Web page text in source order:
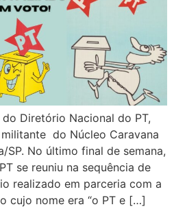
Diretório Nacional do PT,
militante do Núcleo Caravana
SP. No último final de semana,
se reuniu na sequência de
realizado em parceria com a
cujo nome era “o PT e […]